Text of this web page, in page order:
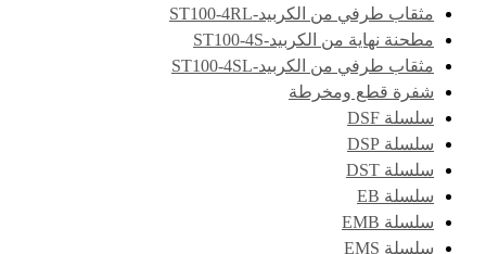
مثقاب طرفي من الكربيد-ST100-4RL
مطحنة نهاية من الكربيد-ST100-4S
مثقاب طرفي من الكربيد-ST100-4SL
شفرة قطع ومخرطة
سلسلة DSF
سلسلة DSP
سلسلة DST
سلسلة EB
سلسلة EMB
سلسلة EMS